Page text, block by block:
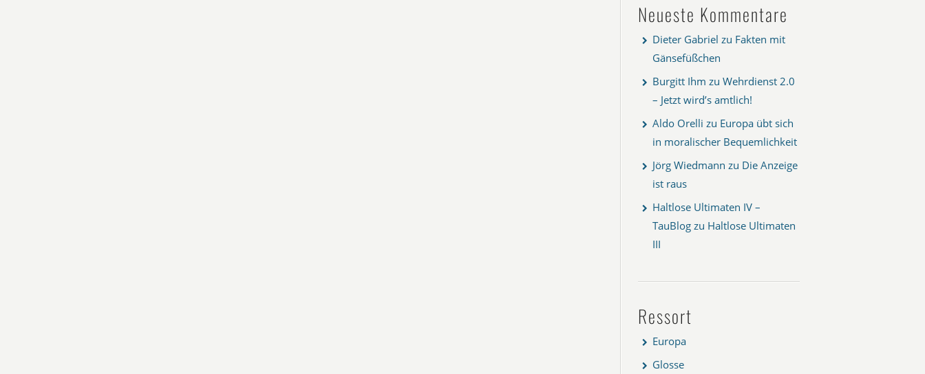
Neueste Kommentare
Dieter Gabriel zu Fakten mit
Gänsefüßchen
Burgitt Ihm zu Wehrdienst 2.0
– Jetzt wird’s amtlich!
Aldo Orelli zu Europa übt sich
in moralischer Bequemlichkeit
Jörg Wiedmann zu Die Anzeige
ist raus
Haltlose Ultimaten IV –
TauBlog zu Haltlose Ultimaten
III
Ressort
Europa
Glosse